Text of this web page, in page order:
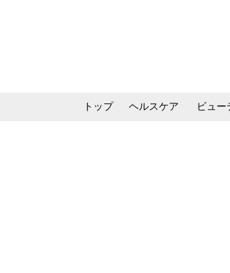
トップ ヘルスケア ビュー